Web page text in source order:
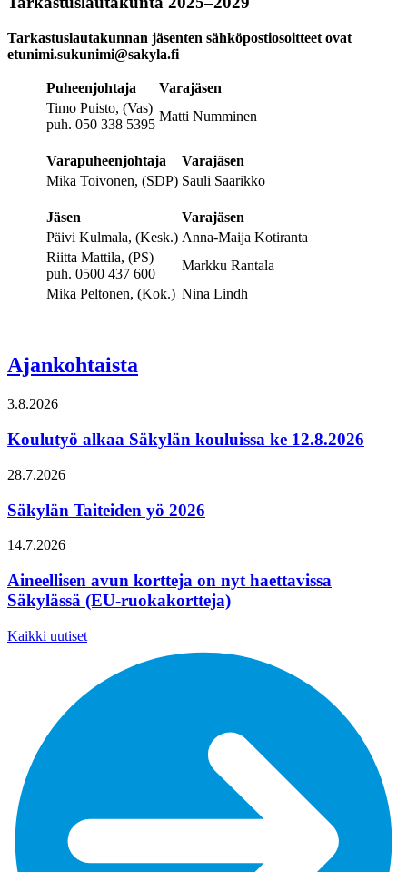
Tarkastuslautakunnan jäsenten sähköpostiosoitteet ovat
etunimi.sukunimi@sakyla.fi
Puheenjohtaja
Varajäsen
Timo Puisto, (Vas)
puh. 050 338 5395
Matti Numminen
Varapuheenjohtaja
Varajäsen
Mika Toivonen, (SDP) Sauli Saarikko
Jäsen
Varajäsen
Päivi Kulmala, (Kesk.) Anna-Maija Kotiranta
Riitta Mattila, (PS)
puh. 0500 437 600
Markku Rantala
Mika Peltonen, (Kok.) Nina Lindh
Ajankohtaista
3.8.2026
Koulutyö alkaa Säkylän kouluissa ke 12.8.2026
28.7.2026
Säkylän Taiteiden yö 2026
14.7.2026
Aineellisen avun kortteja on nyt haettavissa
Säkylässä (EU-ruokakortteja)
Kaikki uutiset